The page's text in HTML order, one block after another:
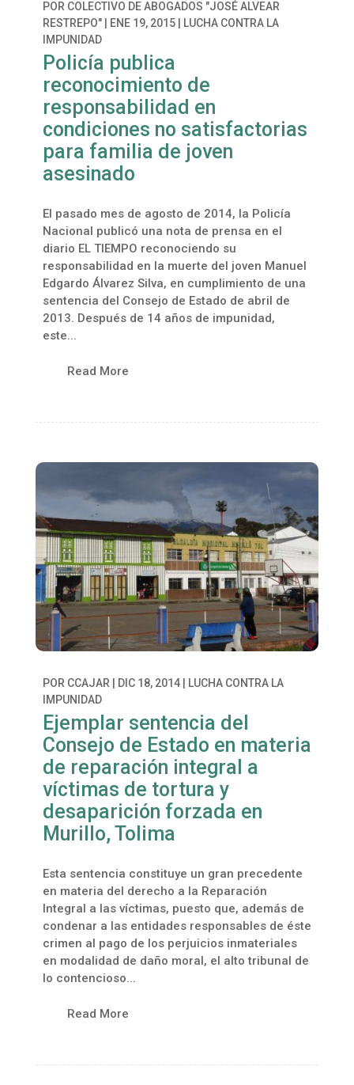
POR COLECTIVO DE ABOGADOS "JOSÉ ALVEAR
RESTREPO"| ENE 19, 2015|
LUCHA CONTRA LA
IMPUNIDAD
Policía publica
reconocimiento de
responsabilidad en
condiciones no satisfactorias
para familia de joven
asesinado
El pasado mes de agosto de 2014, la Policía
Nacional publicó una nota de prensa en el
diario EL TIEMPO reconociendo su
responsabilidad en la muerte del joven Manuel
Edgardo Álvarez Silva, en cumplimiento de una
sentencia del Consejo de Estado de abril de
2013. Después de 14 años de impunidad,
este...
Read More
POR CCAJAR DIC 18, 2014|
LUCHA CONTRA LA
IMPUNIDAD
Ejemplar sentencia del
Consejo de Estado en materia
de reparación integral a
víctimas de tortura y
desaparición forzada en
Murillo, Tolima
Esta sentencia constituye un gran precedente
en materia del derecho a la Reparación
Integral a las víctimas, puesto que, además de
condenar a las entidades responsables de éste
crimen al pago de los perjuicios inmateriales
en modalidad de daño moral, el alto tribunal de
lo contencioso...
Read More